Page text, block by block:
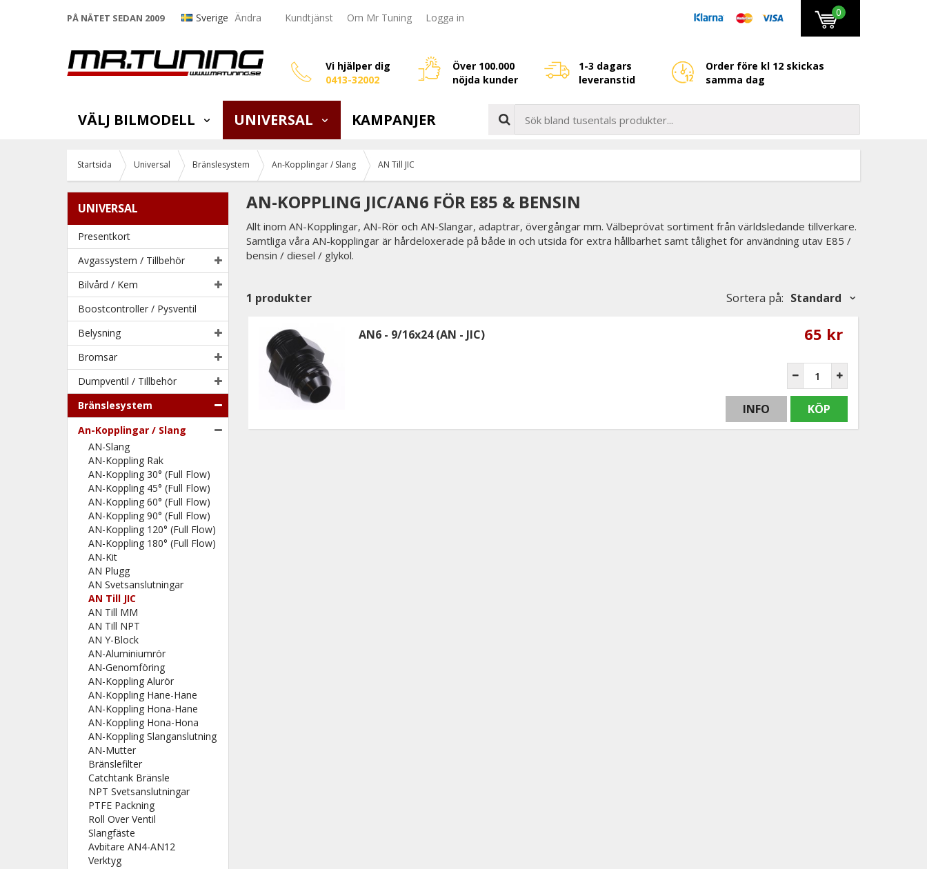
PÅ NÄTET SEDAN 2009 Sverige Ändra Kundtjänst Om Mr Tuning Logga in 0
Vi hjälper dig
0413-32002
Över 100.000
nöjda kunder
1-3 dagars
leveranstid
Order före kl 12 skickas
samma dag
VÄLJ BILMODELL UNIVERSAL KAMPANJER
Startsida Universal Bränslesystem An-Kopplingar / Slang AN Till JIC
UNIVERSAL
Presentkort
Avgassystem / Tillbehör
Bilvård / Kem
Boostcontroller / Pysventil
Belysning
Bromsar
Dumpventil / Tillbehör
Bränslesystem
An-Kopplingar / Slang
AN-Slang
AN-Koppling Rak
AN-Koppling 30° (Full Flow)
AN-Koppling 45° (Full Flow)
AN-Koppling 60° (Full Flow)
AN-Koppling 90° (Full Flow)
AN-Koppling 120° (Full Flow)
AN-Koppling 180° (Full Flow)
AN-Kit
AN Plugg
AN Svetsanslutningar
AN Till JIC
AN Till MM
AN Till NPT
AN Y-Block
AN-Aluminiumrör
AN-Genomföring
AN-Koppling Alurör
AN-Koppling Hane-Hane
AN-Koppling Hona-Hane
AN-Koppling Hona-Hona
AN-Koppling Slanganslutning
AN-Mutter
Bränslefilter
Catchtank Bränsle
NPT Svetsanslutningar
PTFE Packning
Roll Over Ventil
Slangfäste
Avbitare AN4-AN12
Verktyg
AN-KOPPLING JIC/AN6 FÖR E85 & BENSIN
Allt inom AN-Kopplingar, AN-Rör och AN-Slangar, adaptrar, övergångar mm. Välbeprövat sortiment från världsledande tillverkare.
Samtliga våra AN-kopplingar är hårdeloxerade på både in och utsida för extra hållbarhet samt tålighet för användning utav E85 /
bensin / diesel / glykol.
1 produkter Sortera på: Standard
AN6 - 9/16x24 (AN - JIC) 65 kr
INFO KÖP